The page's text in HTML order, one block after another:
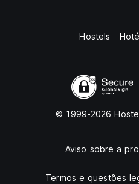
Hostels
© 1999-2026
Aviso sobre a
Termos e questões